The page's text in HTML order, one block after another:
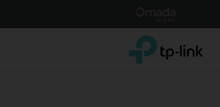
to
TP-Link, Reliably